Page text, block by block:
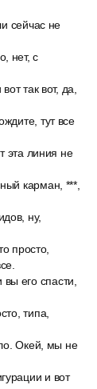
сейчас не
нет, с
так вот, да,
тут все
эта линия не
карман, ***,
ну,
просто,
его спасти,
типа,
Окей, мы не
и вот